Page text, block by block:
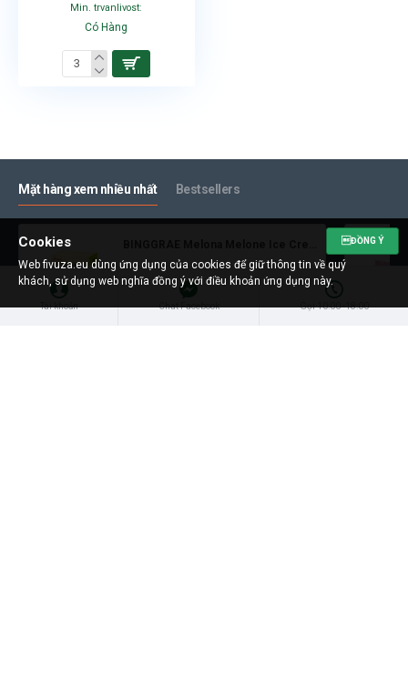
Min. trvanlivost:
Có Hàng
Mặt hàng xem nhiều nhất Bestsellers
Tài khoản Chat Facebook Gọi 10:00 -18:00
ĐỒNG Ý
Cookies
Web fivuza.eu dùng ứng dụng của cookies để giữ thông tin về quý
khách, sử dụng web nghĩa đồng ý với điều khoản ứng dụng này.